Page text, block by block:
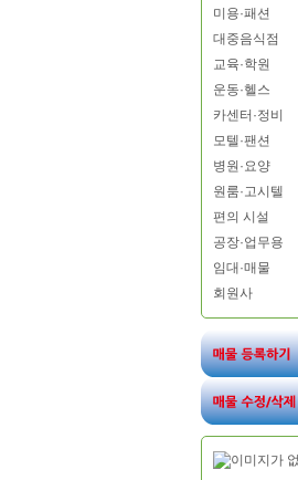
미용·패션
대중음식점
교육·학원
운동·헬스
카센터·정비
모텔·팬션
병원·요양
원룸·고시텔
편의 시설
공장·업무용
임대·매물
회원사